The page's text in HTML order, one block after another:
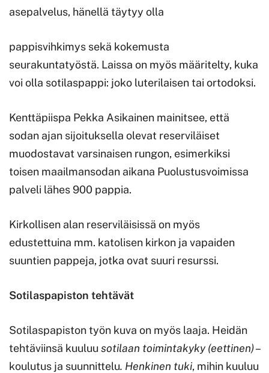
asepalvelus, hänellä täytyy olla
pappisvihkimys sekä kokemusta
seurakuntatyöstä. Laissa on myös määritelty, kuka
voi olla sotilaspappi: joko luterilaisen tai ortodoksi.
Kenttäpiispa Pekka Asikainen mainitsee, että
sodan ajan sijoituksella olevat reserviläiset
muodostavat varsinaisen rungon, esimerkiksi
toisen maailmansodan aikana Puolustusvoimissa
palveli lähes 900 pappia.
Kirkollisen alan reserviläisissä on myös
edustettuina mm. katolisen kirkon ja vapaiden
suuntien pappeja, jotka ovat suuri resurssi.
Sotilaspapiston tehtävät
Sotilaspapiston työn kuva on myös laaja. Heidän
tehtäviinsä kuuluu sotilaan toimintakyky (eettinen)–
koulutus ja suunnittelu. Henkinen tuki, mihin kuuluu